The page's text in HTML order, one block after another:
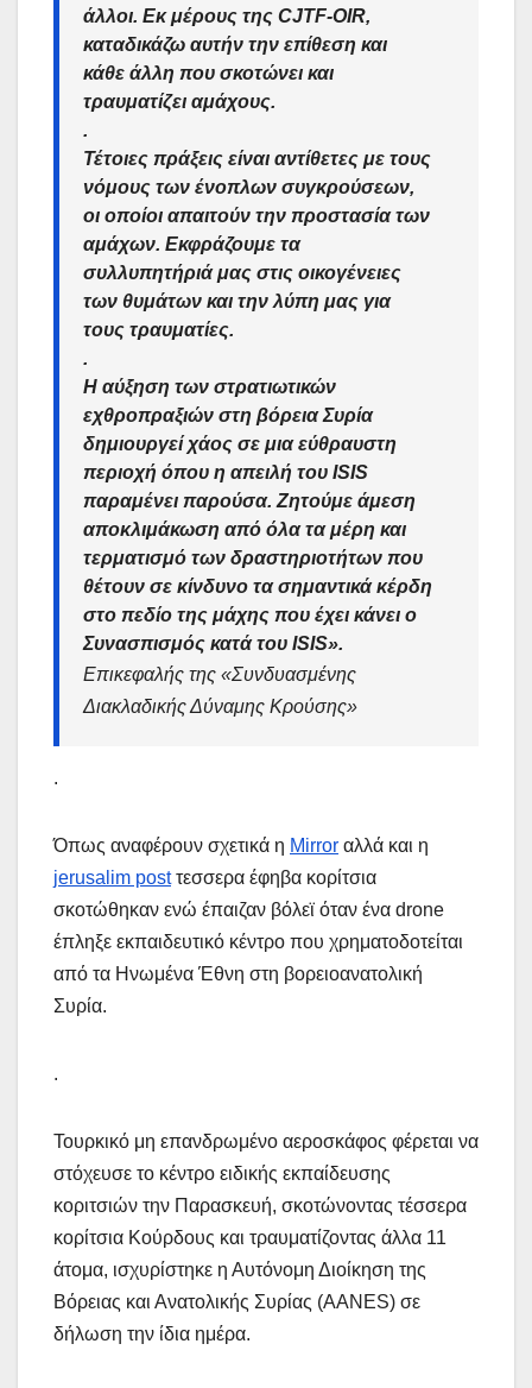
άλλοι. Εκ μέρους της CJTF-OIR,
καταδικάζω αυτήν την επίθεση και
κάθε άλλη που σκοτώνει και
τραυματίζει αμάχους.
.
Τέτοιες πράξεις είναι αντίθετες με τους
νόμους των ένοπλων συγκρούσεων,
οι οποίοι απαιτούν την προστασία των
αμάχων. Εκφράζουμε τα
συλλυπητήριά μας στις οικογένειες
των θυμάτων και την λύπη μας για
τους τραυματίες.
.
Η αύξηση των στρατιωτικών
εχθροπραξιών στη βόρεια Συρία
δημιουργεί χάος σε μια εύθραυστη
περιοχή όπου η απειλή του ISIS
παραμένει παρούσα. Ζητούμε άμεση
αποκλιμάκωση από όλα τα μέρη και
τερματισμό των δραστηριοτήτων που
θέτουν σε κίνδυνο τα σημαντικά κέρδη
στο πεδίο της μάχης που έχει κάνει ο
Συνασπισμός κατά του ISIS».
Επικεφαλής της «Συνδυασμένης
Διακλαδικής Δύναμης Κρούσης»
.
Όπως αναφέρουν σχετικά η Mirror αλλά και η
jerusalim postτεσσερα έφηβα κορίτσια
σκοτώθηκαν ενώ έπαιζαν βόλεϊ όταν ένα drone
έπληξε εκπαιδευτικό κέντρο που χρηματοδοτείται
από τα Ηνωμένα Έθνη στη βορειοανατολική
Συρία.
.
Τουρκικό μη επανδρωμένο αεροσκάφος φέρεται να
στόχευσε το κέντρο ειδικής εκπαίδευσης
κοριτσιών την Παρασκευή, σκοτώνοντας τέσσερα
κορίτσια Κούρδους και τραυματίζοντας άλλα 11
άτομα, ισχυρίστηκε η Αυτόνομη Διοίκηση της
Βόρειας και Ανατολικής Συρίας (AANES) σε
δήλωση την ίδια ημέρα.